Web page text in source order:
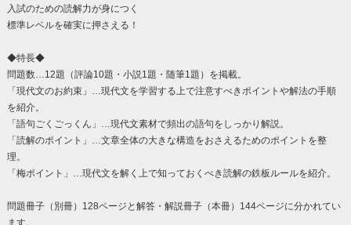
入試のための読解力が身につく
標準レベルを確実に押さえる！
◆特長◆
問題数…12題（評論10題・小説1題・随筆1題）を掲載。
「現代文のお約束」…現代文を学習する上で注意すべきポイントや解法の手順
を紹介。
「語句ごくごっくん」…現代文素材で頻出の語句をしっかり解説。
「読解のポイント」…文章全体の大きな構造をおさえるためのポイントを整
理。
「梅ポイント」…現代文を解く上で知っておくべき読解の鉄板ルールを紹介。
問題冊子（別冊）128ページと解答・解説冊子（本冊）144ページに分かれてい